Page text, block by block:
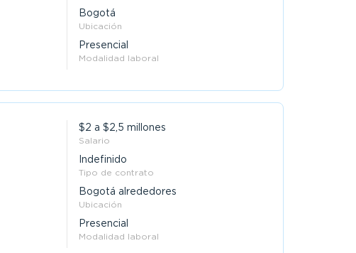
Bogotá
Ubicación
Presencial
Modalidad laboral
$2 a $2,5 millones
Salario
Indefinido
Tipo de contrato
Bogotá alrededores
Ubicación
Presencial
Modalidad laboral